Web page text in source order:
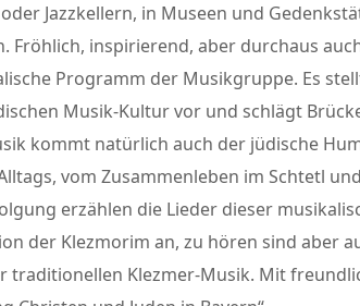
Jazzkellern, in Museen und
Fröhlich, inspirierend, aber durchaus
Programm der Musikgruppe. Es
Musik-Kultur vor und schlägt
kommt natürlich auch der jüdische
vom Zusammenleben im Schtetl
erzählen die Lieder dieser
der Klezmorim an, zu hören sind aber
traditionellen Klezmer-Musik. Mit